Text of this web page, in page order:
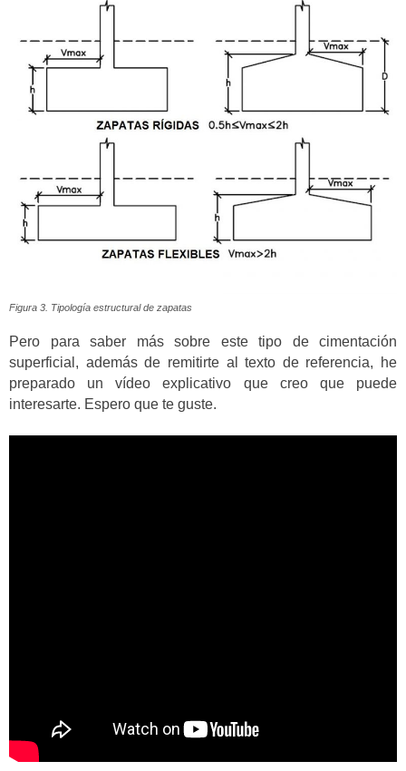
Figura 3. Tipología estructural de zapatas
Pero para saber más sobre este tipo de cimentación
superficial, además de remitirte al texto de referencia, he
preparado un vídeo explicativo que creo que puede
interesarte. Espero que te guste.